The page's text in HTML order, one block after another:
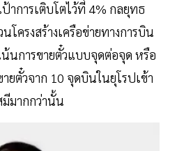
ป้าการเติบโตไว้ที่ 4% กลยุทธ
ครงสร้างเครือข่ายทางการบิน
นการขายตั๋วแบบจุดต่อจุด หรือ
ตั๋วจาก 10 จุดบินในยุโรปเข้า
มีมากกว่านั้น